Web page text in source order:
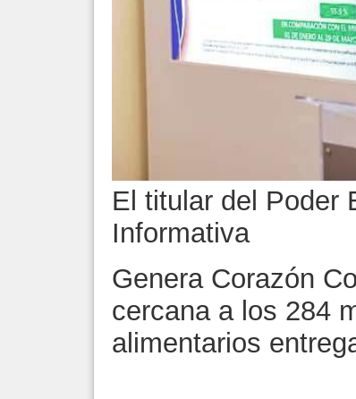
El titular del Poder
Informativa
Genera Corazón
cercana a los 284
alimentarios